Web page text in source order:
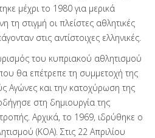
μέχρι το 1980 για μερικά
τη στιγμή οι πλείστες αθλητικές
στις αντίστοιχες ελληνικές.
του κυπριακού αθλητισμού
θα επέτρεπε τη συμμετοχή της
Αγώνες και την κατοχύρωση της
στη δημιουργία της
Αρχικά, το 1969, ιδρύθηκε ο
(ΚΟΑ). Στις 22 Απριλίου